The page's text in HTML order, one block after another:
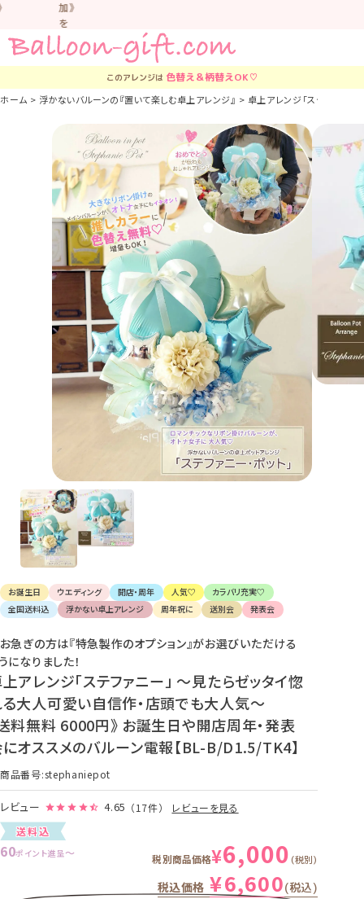
加》
を
お
す
す
し
す。
車
中
な
ど
か
な
よ
う
気
を
つ
け
て
で
だ
さ
い。
このアレンジは 色替え＆柄替えOK♡
ホーム 浮かないバルーンの『置いて楽しむ卓上アレンジ』 卓上アレンジ「ステファニ
お誕生日 ウエディング 開店・周年 人気♡
カラバリ充実♡
全国送料込
浮かない卓上アレンジ 周年祝に 送別会 発表会
急ぎの方は『特急製作のオプション』がお選びいただける
になりました！
アレンジ「ステファニー」 〜見たらゼッタイ惚
大人可愛い自信作・店頭でも大人気〜
料無料 6000円》 お誕生日や開店周年・発表
オススメのバルーン電報【BL-B/D1.5/TK4】
商品番号 stephaniepot
レビュー 4.65 （17件）
レビューを見る
送料込
60ポイント進呈〜 税別商品価格¥6,000 税別
税込価格 ¥6,600 税込